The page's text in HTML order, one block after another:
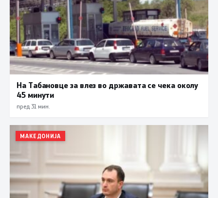
На Табановце за влез во државата се чека околу
45 минути
пред 31 мин.
МАКЕДОНИЈА